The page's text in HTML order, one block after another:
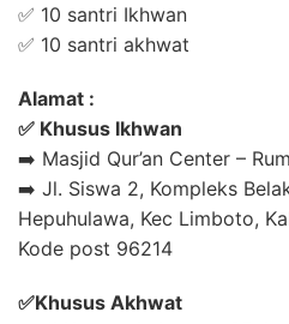
✅ 10 santri Ikhwan
✅ 10 santri akhwat
Alamat :
✅ Khusus Ikhwan
➡️ Masjid Qur’an Center –
➡️ Jl. Siswa 2, Kompleks
Hepuhulawa, Kec Limboto,
Kode post 96214
✅Khusus Akhwat